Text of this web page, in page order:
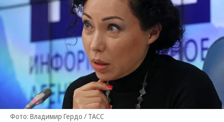
Фото: Владимир Гердо / ТАСС